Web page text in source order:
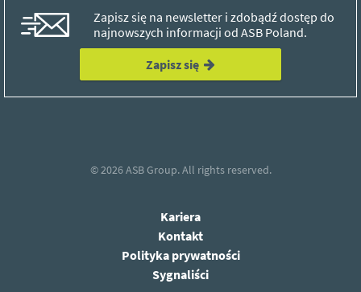
Zapisz się na newsletter i zdobądź dostęp do
najnowszych informacji od ASB Poland.
Zapisz się
© 2026ASB Group.All rights reserved.
Kariera
Kontakt
Polityka prywatności
Sygnaliści